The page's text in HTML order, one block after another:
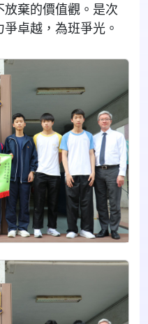
棄的價值觀。是次
卓越，為班爭光。